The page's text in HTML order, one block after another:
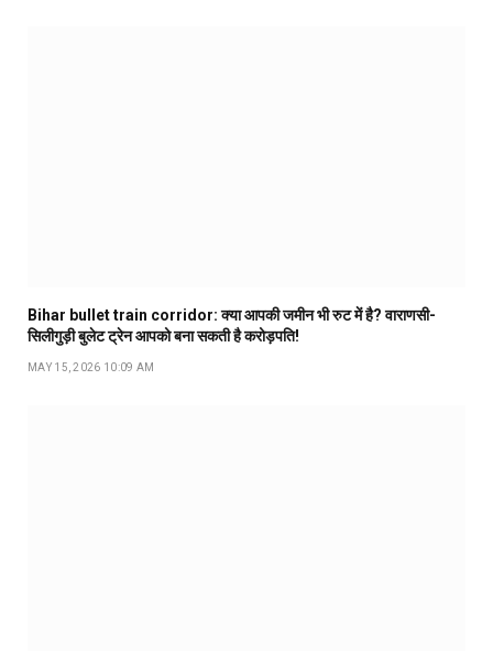
Bihar bullet train corridor: क्या आपकी जमीन भी रुट में है? वाराणसी-
सिलीगुड़ी बुलेट ट्रेन आपको बना सकती है करोड़पति!
MAY 15, 2026 10:09 AM